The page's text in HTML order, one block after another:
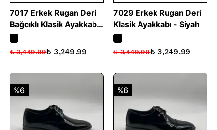
7017 Erkek Rugan Deri
Bağcıklı Klasik Ayakkabı
- Siyah
₺ 3,449.99₺ 3,249.99
7029 Erkek Rugan Deri
Klasik Ayakkabı - Siyah
₺ 3,449.99₺ 3,249.99
%6 %6